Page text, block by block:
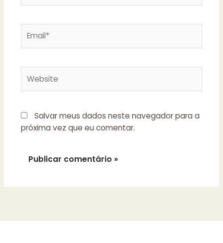
Salvar meus dados neste navegador para a
próxima vez que eu comentar.